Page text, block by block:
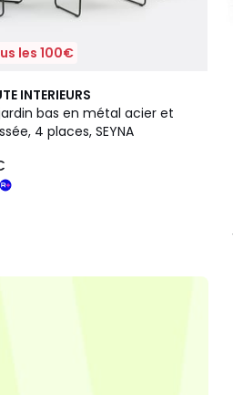
les 100€
INTERIEURS
bas en métal acier et
4 places, SEYNA